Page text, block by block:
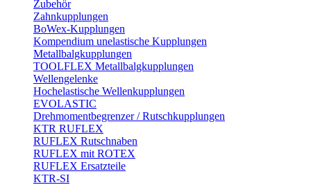
Zubehör
Zahnkupplungen
BoWex-Kupplungen
Kompendium unelastische Kupplungen
Metallbalgkupplungen
TOOLFLEX Metallbalgkupplungen
Wellengelenke
Hochelastische Wellenkupplungen
EVOLASTIC
Drehmomentbegrenzer / Rutschkupplungen
KTR RUFLEX
RUFLEX Rutschnaben
RUFLEX mit ROTEX
RUFLEX Ersatzteile
KTR-SI